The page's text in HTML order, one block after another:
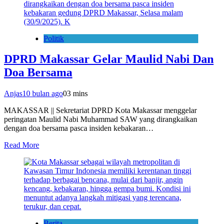
Politik
DPRD Makassar Gelar Maulid Nabi Dan
Doa Bersama
Anjas10 bulan ago03 mins
MAKASSAR || Sekretariat DPRD Kota Makassar menggelar
peringatan Maulid Nabi Muhammad SAW yang dirangkaikan
dengan doa bersama pasca insiden kebakaran…
Read More